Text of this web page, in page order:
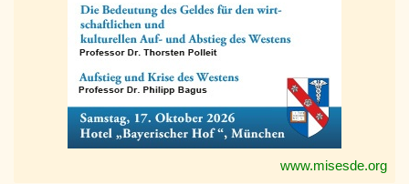
www.misesde.org